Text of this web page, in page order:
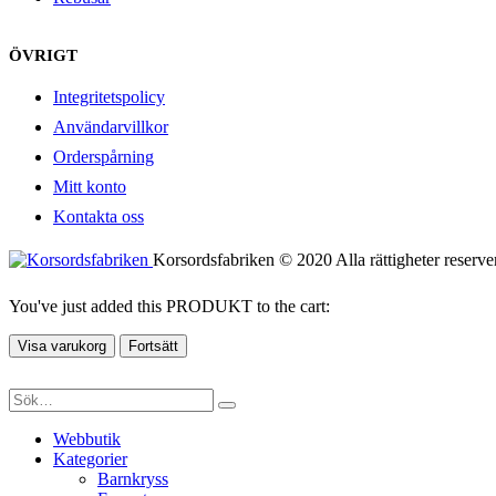
ÖVRIGT
Integritetspolicy
Användarvillkor
Orderspårning
Mitt konto
Kontakta oss
Korsordsfabriken © 2020 Alla rättigheter
You've just added this PRODUKT to the cart:
Visa varukorg Fortsätt
Webbutik
Kategorier
Barnkryss